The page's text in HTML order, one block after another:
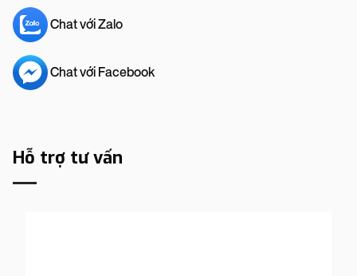
Chat với Zalo
Chat với Facebook
Hỗ trợ tư vấn